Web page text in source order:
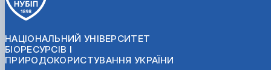
НАЦІОНАЛЬНИЙ УНІВЕРСИТЕТ
БІОРЕСУРСІВ І
ПРИРОДОКОРИСТУВАННЯ УКРАЇНИ